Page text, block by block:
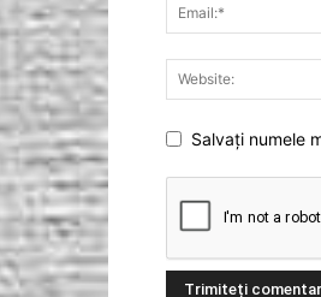
Salvați numele